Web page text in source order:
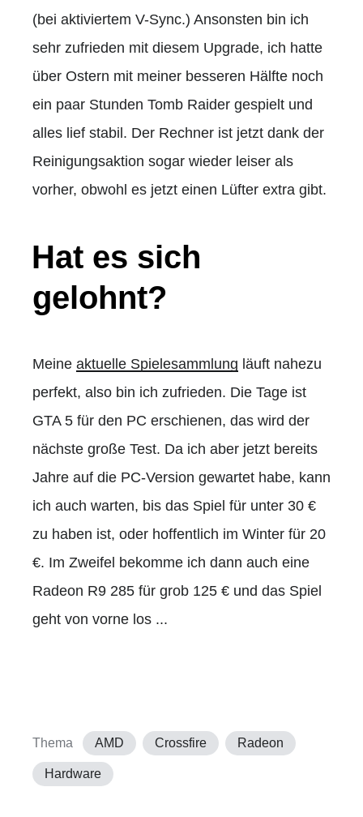
(bei aktiviertem V-Sync.) Ansonsten bin ich
sehr zufrieden mit diesem Upgrade, ich hatte
über Ostern mit meiner besseren Hälfte noch
ein paar Stunden Tomb Raider gespielt und
alles lief stabil. Der Rechner ist jetzt dank der
Reinigungsaktion sogar wieder leiser als
vorher, obwohl es jetzt einen Lüfter extra gibt.
Hat es sich
gelohnt?
Meine aktuelle Spielesammlung läuft nahezu
perfekt, also bin ich zufrieden. Die Tage ist
GTA 5 für den PC erschienen, das wird der
nächste große Test. Da ich aber jetzt bereits
Jahre auf die PC-Version gewartet habe, kann
ich auch warten, bis das Spiel für unter 30 €
zu haben ist, oder hoffentlich im Winter für 20
€. Im Zweifel bekomme ich dann auch eine
Radeon R9 285 für grob 125 € und das Spiel
geht von vorne los ...
Thema AMD Crossfire Radeon
Hardware